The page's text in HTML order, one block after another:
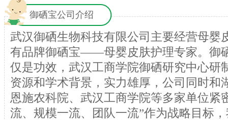
御硒宝公司介绍
武汉御硒生物科技有限公司主要经营母婴
有品牌御硒宝——母婴皮肤护理专家。
仅是功效，武汉工商学院御硒研究中心研
资源和学术背景，实力雄厚，公司同时和
恩施农科院、武汉工商学院等多家单位紧
流、规模一流、团队一流”作为战略目标